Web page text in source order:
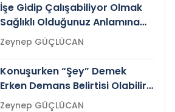
İşe Gidip Çalışabiliyor Olmak
Sağlıklı Olduğunuz Anlamına
Gelir mi?Zeynep GÜÇLÜCAN
Konuşurken “Şey” Demek
Erken Demans Belirtisi Olabilir
mi?
Zeynep GÜÇLÜCAN